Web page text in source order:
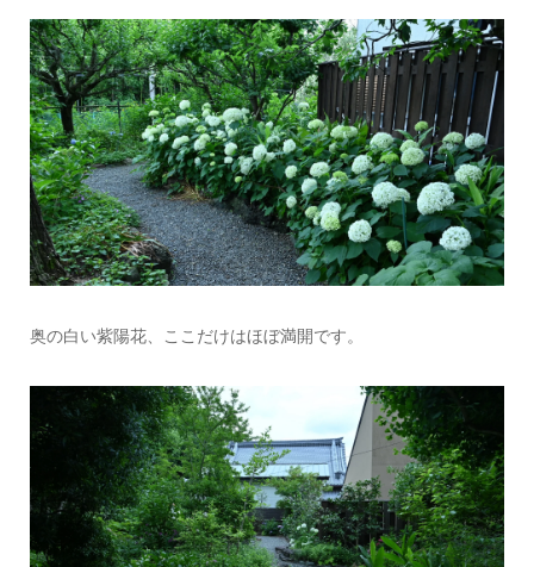
奥の白い紫陽花、ここだけはほぼ満開です。